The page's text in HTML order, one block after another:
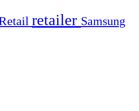
retailer Samsung